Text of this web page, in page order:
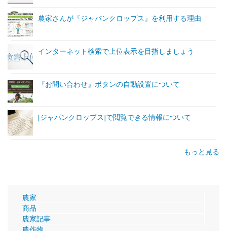
農家さんが『ジャパンクロップス』を利用する理由
インターネット検索で上位表示を目指しましょう
『お問い合わせ』ボタンの自動設置について
[ジャパンクロップス]で閲覧できる情報について
もっと見る
農家
商品
農家記事